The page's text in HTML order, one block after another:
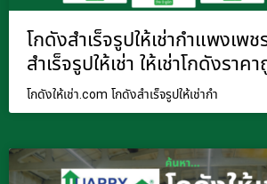
โกดังสำเร็จรูปให้เช่ากำแพงเพ
สำเร็จรูปให้เช่า ให้เช่าโกดังราค
โกดังให้เช่า.com โกดังสำเร็จรูปให้เช่ากำ